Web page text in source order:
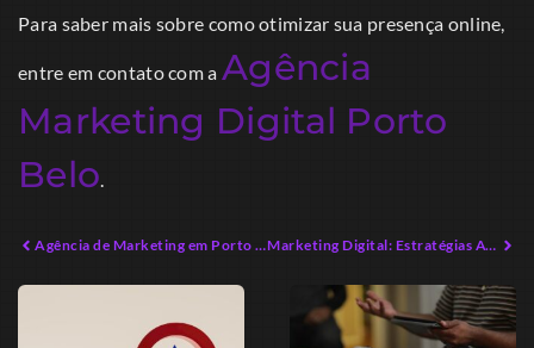
Para saber mais sobre como otimizar sua presença online,
entre em contato com a Agência
Marketing Digital Porto
Belo.
Agência de Marketing em Porto Belo: O Sucesso que Você Precisa Marketing Digital: Estratégias Avançadas para Empreendedores Modernos